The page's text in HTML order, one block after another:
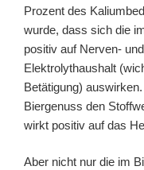
Prozent des
wurde, dass sich die
positiv auf Nerven-
Elektrolythaushalt
Betätigung)
Biergenuss den
wirkt positiv auf das
Aber nicht nur die im